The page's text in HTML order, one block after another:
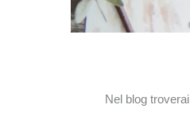
Nel blog troverai